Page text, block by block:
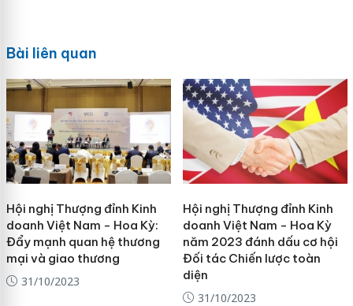
Bài liên quan
Hội nghị Thượng đỉnh Kinh
doanh Việt Nam - Hoa Kỳ:
Đẩy mạnh quan hệ thương
mại và giao thương
31/10/2023
Hội nghị Thượng đỉnh Kinh
doanh Việt Nam - Hoa Kỳ
năm 2023 đánh dấu cơ hội
Đối tác Chiến lược toàn
diện
31/10/2023